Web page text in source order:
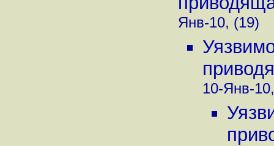
Янв-10, (19)
10-Янв-